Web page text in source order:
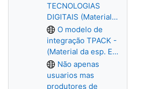
TECNOLOGIAS
DIGITAIS (Material...
O modelo de
integração TPACK -
(Material da esp. E...
Não apenas
usuarios mas
produtores de